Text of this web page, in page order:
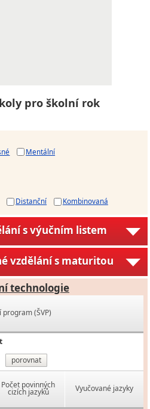
pro školní rok
Mentální
Distanční Kombinovaná
s výučním listem
vzdělání s maturitou
technologie
(ŠVP)
porovnat
Počet povinných
cizích jazyků Vyučované jazyky